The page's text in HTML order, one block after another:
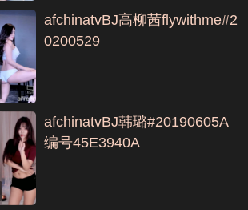
afchinatvBJ高柳茜flywithme#2
0200529
afchinatvBJ韩璐#20190605A
编号45E3940A